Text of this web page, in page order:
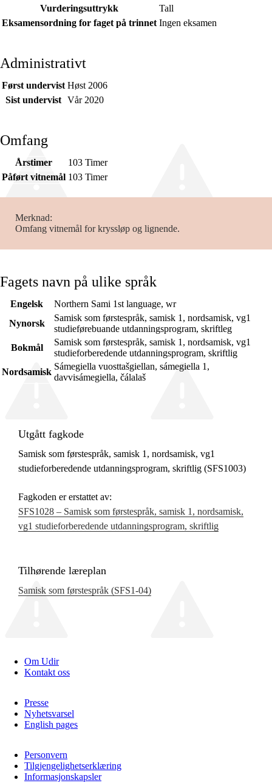
Vurderingsuttrykk
Tall
Eksamensordning for faget på trinnet Ingen eksamen
Administrativt
Først undervist Høst 2006
Sist undervist Vår 2020
Omfang
Årstimer
103 Timer
Påført vitnemål 103 Timer
Merknad
Omfang vitnemål for kryssløp og lignende.
Fagets navn på ulike språk
Engelsk
Northern Sami 1st language, wr
Nynorsk
Samisk som førstespråk, samisk 1, nordsamisk, vg1
studieførebuande utdanningsprogram, skriftleg
Bokmål
Samisk som førstespråk, samisk 1, nordsamisk, vg1
studieforberedende utdanningsprogram, skriftlig
Nordsamisk
Sámegiella vuosttašgiellan, sámegiella 1,
davvisámegiella, čálalaš
Utgått fagkode
Samisk som førstespråk, samisk 1, nordsamisk, vg1
studieforberedende utdanningsprogram, skriftlig (SFS1003)
Fagkoden er erstattet av:
SFS1028 – Samisk som førstespråk, samisk 1, nordsamisk,
vg1 studieforberedende utdanningsprogram, skriftlig
Tilhørende læreplan
Samisk som førstespråk (SFS1‑04)
Om Udir
Kontakt oss
Presse
Nyhetsvarsel
English pages
Personvern
Tilgjengelighetserklæring
Informasjonskapsler